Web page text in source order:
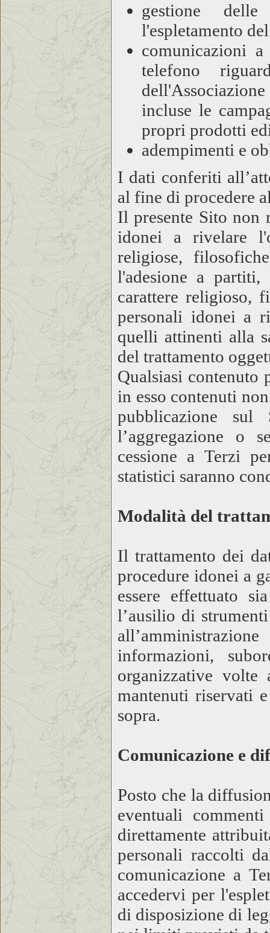
gestione
l'espletamento
comunicazioni
telefono
incluse le
propri prodotti
adempimenti e
I dati conferiti
al fine di procedere
Il presente Sito non
idonei a rivelare
religiose,
l'adesione a partiti,
carattere religioso,
personali idonei a
quelli attinenti alla
del trattamento
Qualsiasi
in esso contenuti
pubblicazione
l’aggregazione o
cessione a Terzi
statistici saranno
Modalità del
Il trattamento dei
procedure idonei a
essere effettuato
l’ausilio di
informazioni,
organizzative
mantenuti riservati
sopra.
Comunicazione e
Posto che la
eventuali
direttamente
personali raccolti
comunicazione a
accedervi per
di disposizione di